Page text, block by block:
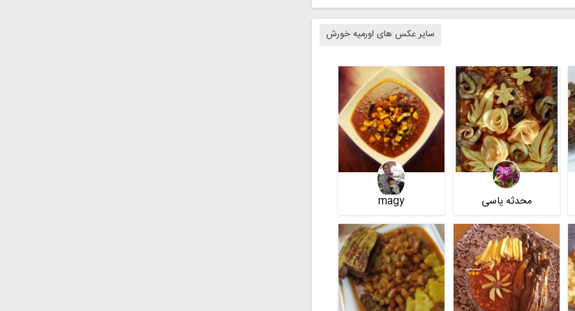
سایر عکس های اورمیه خورش
محدثه یاسی magy